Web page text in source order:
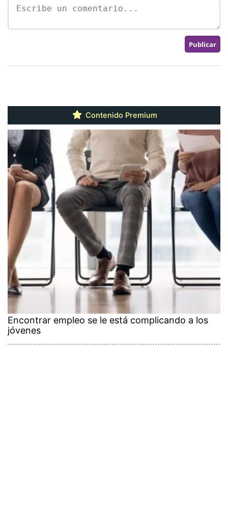
Contenido Premium
Encontrar empleo se le está complicando a los
jóvenes